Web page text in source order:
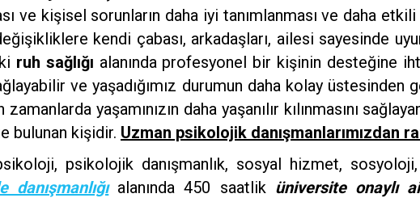
ve kişisel sorunların daha iyi tanımlanması ve daha
kendi çabası, arkadaşları, ailesi sayesinde
ruh sağlığı alanında profesyonel bir kişinin desteğine
ve yaşadığımız durumun daha kolay üstesinden
yaşamınızın daha yaşanılır kılınmasını
bulunan kişidir. Uzman psikolojik danışmanlarımızdan
psikolojik danışmanlık, sosyal hizmet,
danışmanlığıalanında 450 saatlik üniversite onaylı